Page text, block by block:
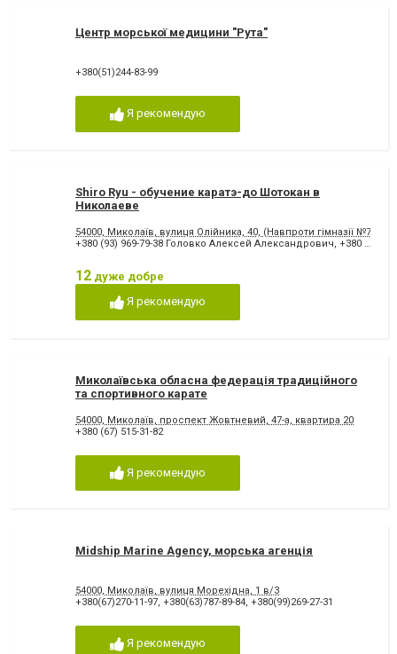
Центр морської медицини "Рута"
+380(51)244-83-99
Я рекомендую
Shiro Ryu - обучение каратэ-до Шотокан в
Николаеве
54000, Миколаїв, вулиця Олійника, 40, (Навпроти гімназії №7)
+380 (93) 969-79-38 Головко Алексей Александрович, +380 (63) 853-88-66 Штевина Алена Игоревна
12 дуже добре
Я рекомендую
Миколаївська обласна федерація традиційного
та спортивного карате
54000, Миколаїв, проспект Жовтневий, 47-а, квартира 20
+380 (67) 515-31-82
Я рекомендую
Midship Marine Agency, морська агенція
54000, Миколаїв, вулиця Морехідна, 1 в/3
+380(67)270-11-97, +380(63)787-89-84, +380(99)269-27-31
Я рекомендую